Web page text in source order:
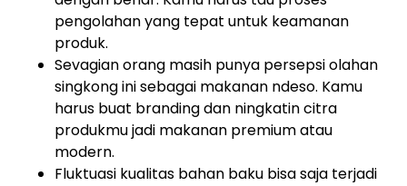
pengolahan yang tepat untuk keamanan
produk.
Sevagian orang masih punya persepsi olahan
singkong ini sebagai makanan ndeso. Kamu
harus buat branding dan ningkatin citra
produkmu jadi makanan premium atau
modern.
Fluktuasi kualitas bahan baku bisa saja terjadi